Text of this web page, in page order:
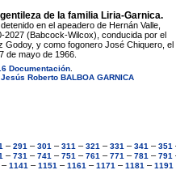
de la familia Liria-Garnica.
en el apeadero de Hernán Valle,
2027 (Babcock-Wilcox), conducida por el
Godoy, y como fogonero José Chiquero, el
de mayo de 1966.
Documentación
Jesús Roberto BALBOA GARNICA
– 291 – 301 – 311 – 321 – 331 – 341 – 351
– 731 – 741 – 751 – 761 – 771 – 781 – 791
– 1141 – 1151 – 1161 – 1171 – 1181 – 1191